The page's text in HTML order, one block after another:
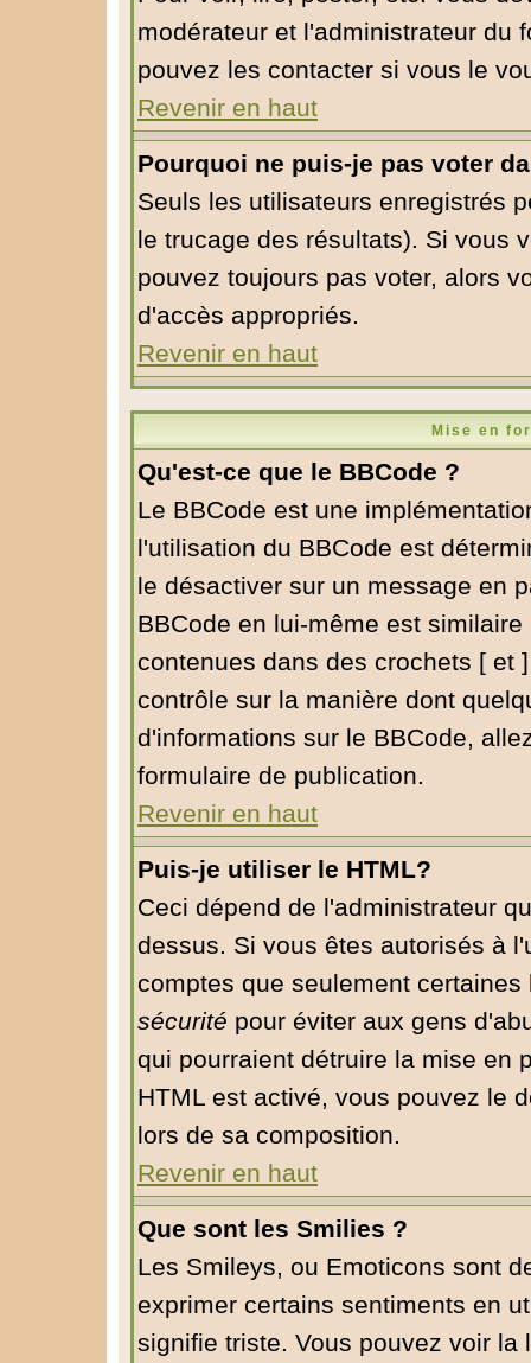
modérateur et l'administrateur du
pouvez les contacter si vous le
Revenir en haut
Pourquoi ne puis-je pas voter
Seuls les utilisateurs enregistrés
le trucage des résultats). Si vous
pouvez toujours pas voter, alors
d'accès appropriés.
Revenir en haut
Mise en
Qu'est-ce que le BBCode ?
Le BBCode est une
l'utilisation du BBCode est
le désactiver sur un message en
BBCode en lui-même est
contenues dans des crochets [ et
contrôle sur la manière dont
d'informations sur le BBCode,
formulaire de publication.
Revenir en haut
Puis-je utiliser le HTML?
Ceci dépend de l'administrateur
dessus. Si vous êtes autorisés à
comptes que seulement
sécurité pour éviter aux gens
qui pourraient détruire la mise en
HTML est activé, vous pouvez le
lors de sa composition.
Revenir en haut
Que sont les Smilies ?
Les Smileys, ou Emoticons sont
exprimer certains sentiments en
signifie triste. Vous pouvez voir